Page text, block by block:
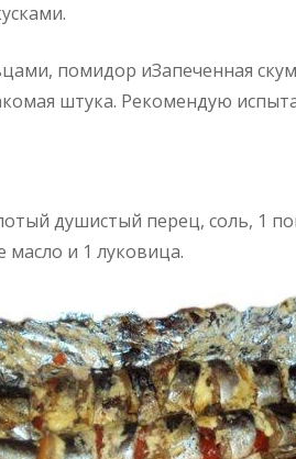
помидор иЗапеченная
штука. Рекомендую
душистый перец, соль, 1
масло и 1 луковица.